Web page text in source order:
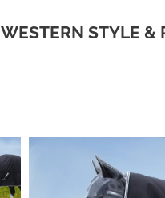
WESTERN STYLE &